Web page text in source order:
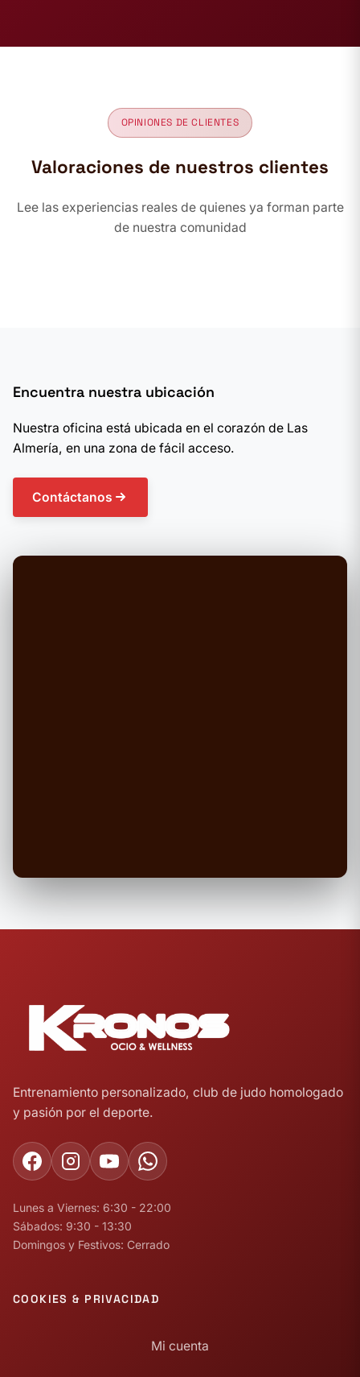
OPINIONES DE CLIENTES
Valoraciones de nuestros clientes
Lee las experiencias reales de quienes ya forman parte
de nuestra comunidad
Encuentra nuestra ubicación
Nuestra oficina está ubicada en el corazón de Las
Almería, en una zona de fácil acceso.
Contáctanos
Entrenamiento personalizado, club de judo homologado
y pasión por el deporte.
Lunes a Viernes: 6:30 - 22:00
Sábados: 9:30 - 13:30
Domingos y Festivos: Cerrado
COOKIES & PRIVACIDAD
Mi cuenta